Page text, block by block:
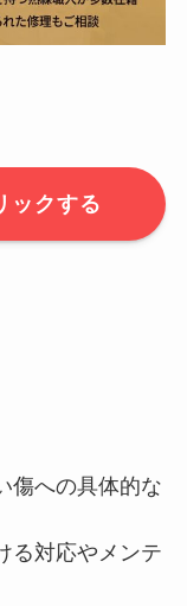
ックする
傷への具体的な
る対応やメンテ